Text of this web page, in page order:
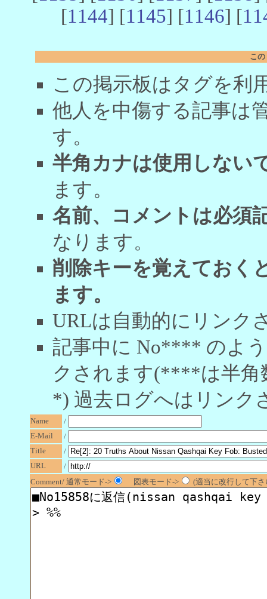
[1144] [1145] [1146] [
こ
この掲示板はタグを利
他人を中傷する記事は
す。
半角カナは使用しない
ます。
名前、コメントは必須
なります。
削除キーを覚えておく
ます。
URLは自動的にリンク
記事中に No**** のよ
クされます(****は半角
*) 過去ログへはリンク
Name
/
E-Mail
/
Title
/
URL
/
Comment/ 通常モード->
図表モード-> (適当に改行して下